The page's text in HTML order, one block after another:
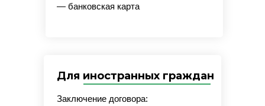
Для иностранных граждан
— банковская карта
Заключение договора: